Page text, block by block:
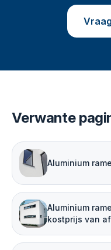
Verwante
Aluminium
Aluminium
kostprijs van